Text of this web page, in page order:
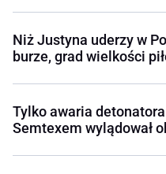
Niż Justyna uderzy w
burze, grad wielkości
Tylko awaria
Semtexem wylądował